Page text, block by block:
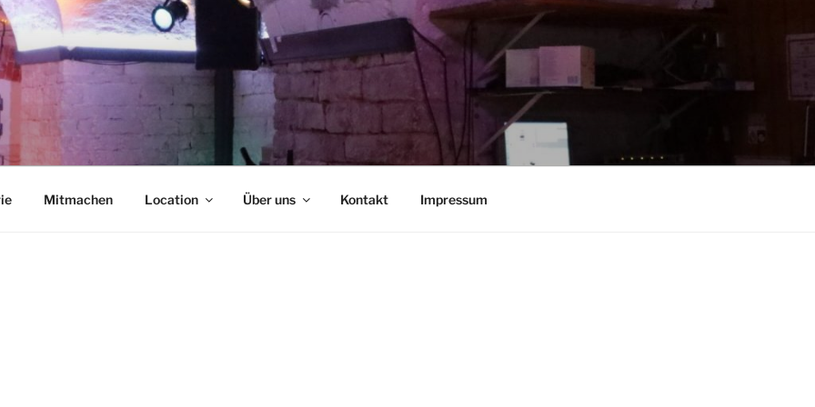
Mitmachen Location Über uns Kontakt Impressum